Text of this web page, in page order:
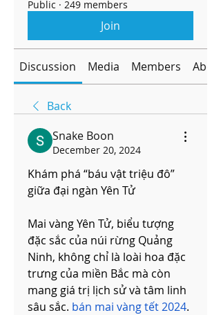
Public · 249 members
Join
Discussion Media Members About
Back
Snake Boon
December 20, 2024
Khám phá “báu vật triệu đô”
giữa đại ngàn Yên Tử
Mai vàng Yên Tử, biểu tượng
đặc sắc của núi rừng Quảng
Ninh, không chỉ là loài hoa đặc
trưng của miền Bắc mà còn
mang giá trị lịch sử và tâm linh
sâu sắc. bán mai vàng tết 2024.